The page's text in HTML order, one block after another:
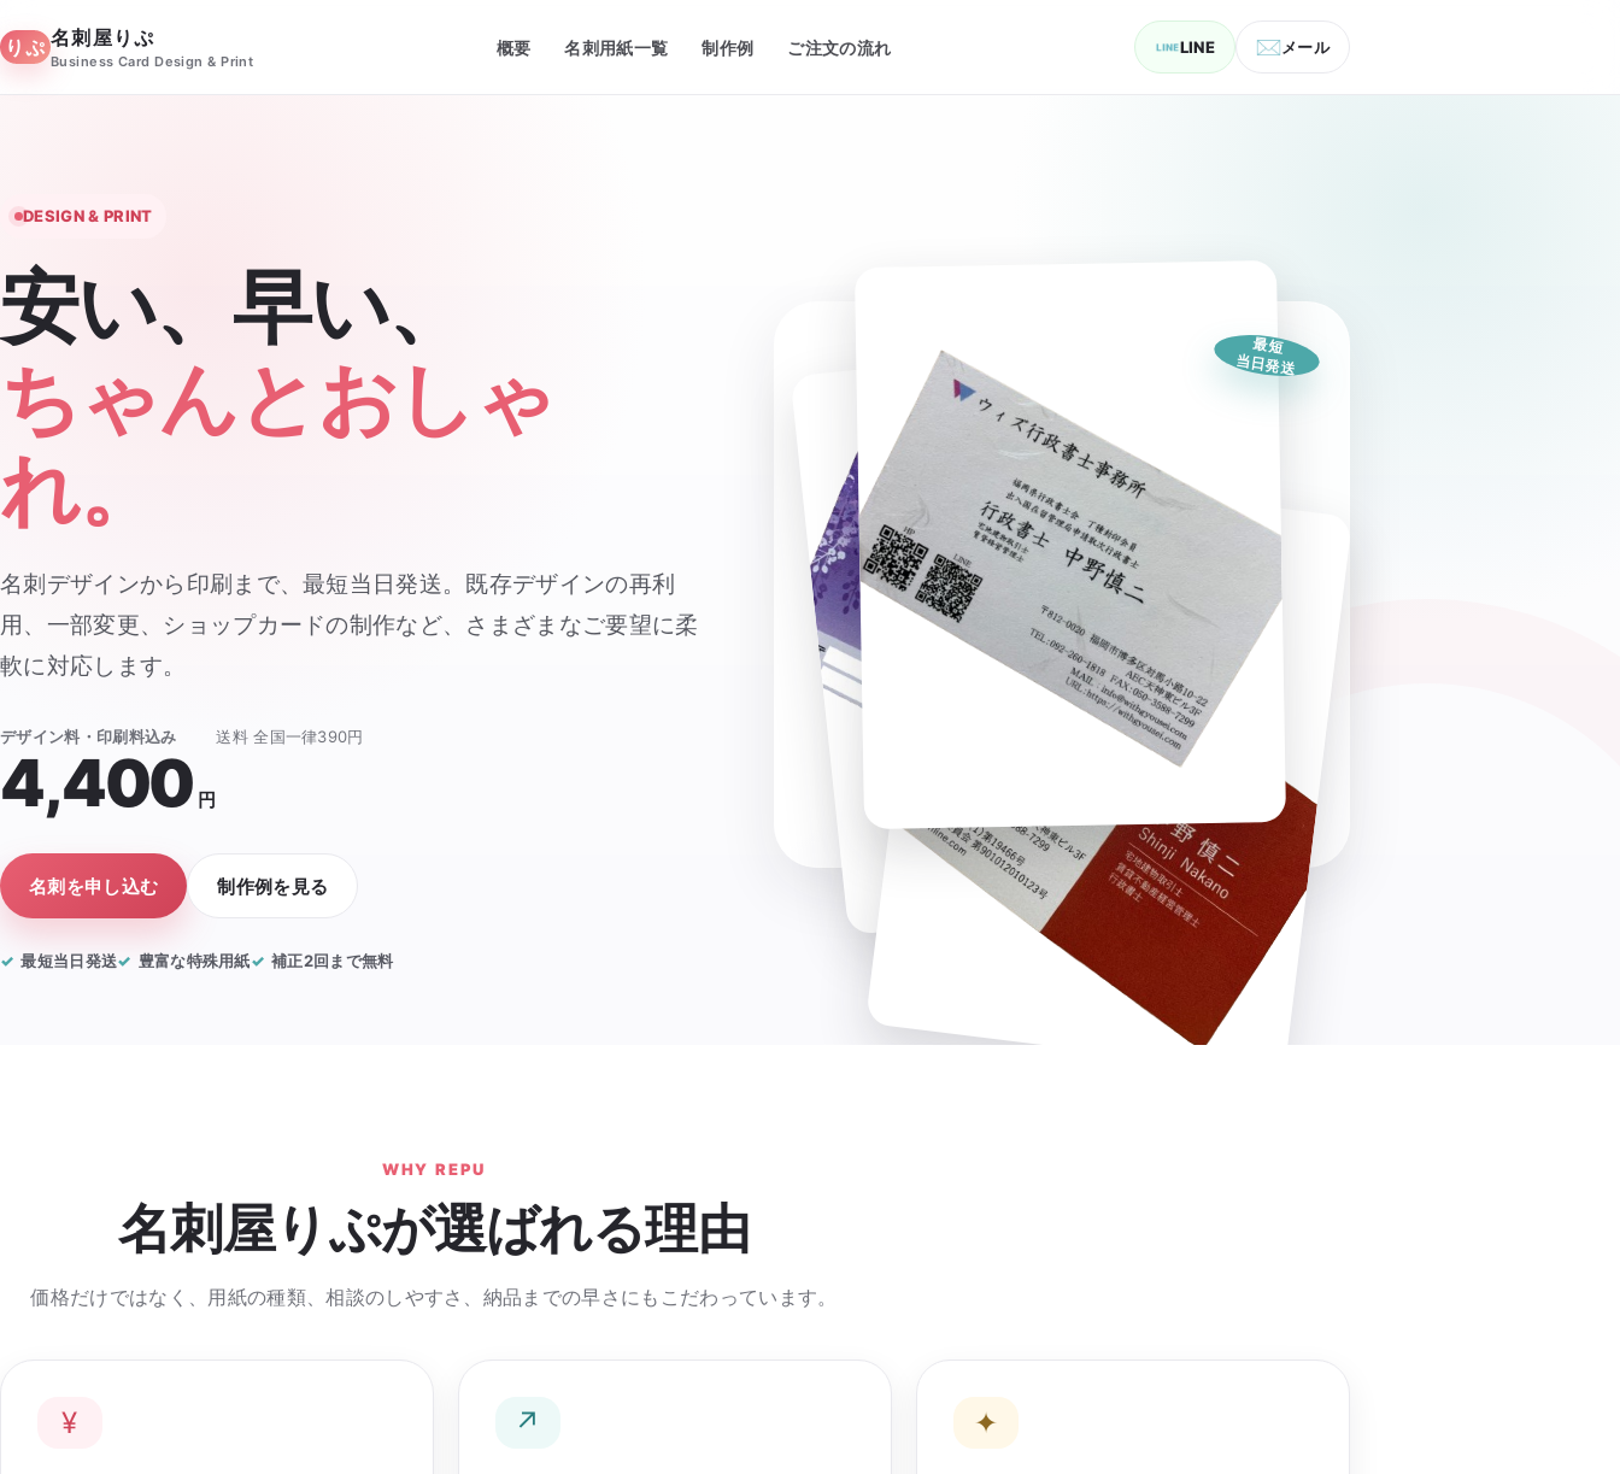
りぷ 名刺屋りぷ
Business Card Design & Print
概要 名刺用紙一覧 制作例 ご注文の流れ LINE メール
DESIGN & PRINT
安い、早い、
ちゃんとおしゃ
れ。
名刺デザインから印刷まで、最短当日発送。既存デザインの再利
用、一部変更、ショップカードの制作など、さまざまなご要望に柔
軟に対応します。
デザイン料・印刷料込み
4,400 円
送料 全国一律390円
名刺を申し込む 制作例を見る
最短当日発送 豊富な特殊用紙 補正2回まで無料
最短
当日発送
WHY REPU
名刺屋りぷが選ばれる理由
価格だけではなく、用紙の種類、相談のしやすさ、納品までの早さにもこだわっています。
¥ ↗ ✦